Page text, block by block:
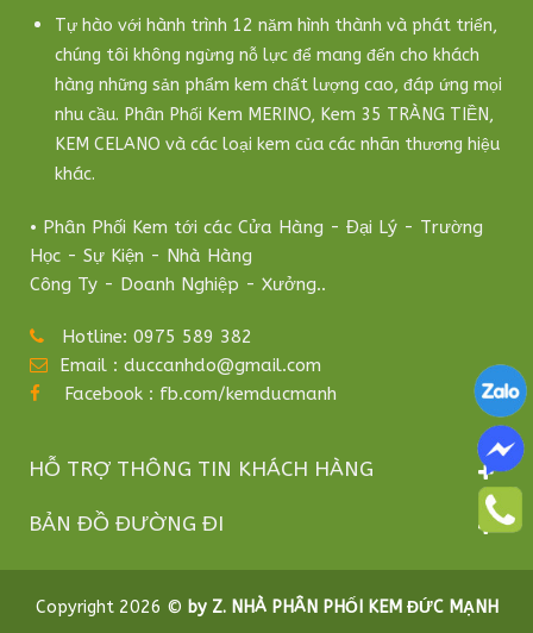
Tự hào với hành trình 12 năm hình thành và phát triển,
chúng tôi không ngừng nỗ lực để mang đến cho khách
hàng những sản phẩm kem chất lượng cao, đáp ứng mọi
nhu cầu. Phân Phối Kem MERINO, Kem 35 TRÀNG TIỀN,
KEM CELANO và các loại kem của các nhãn thương hiệu
khác.
• Phân Phối Kem tới các Cửa Hàng - Đại Lý - Trường
Học - Sự Kiện - Nhà Hàng
Công Ty - Doanh Nghiệp - Xưởng..
Hotline: 0975 589 382
Email : duccanhdo@gmail.com
Facebook : fb.com/kemducmanh
HỖ TRỢ THÔNG TIN KHÁCH HÀNG
BẢN ĐỒ ĐƯỜNG ĐI
Copyright 2026 © by Z. NHÀ PHÂN PHỐI KEM ĐỨC MẠNH